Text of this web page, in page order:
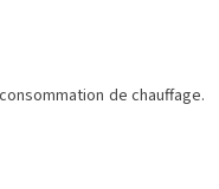
de chauffage.